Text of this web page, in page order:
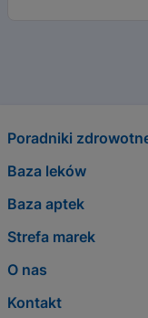
Poradniki
Baza leków
Baza aptek
Strefa marek
O nas
Kontakt